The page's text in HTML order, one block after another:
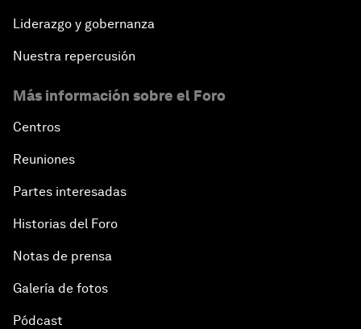
Liderazgo y gobernanza
Nuestra repercusión
Más información sobre el Foro
Centros
Reuniones
Partes interesadas
Historias del Foro
Notas de prensa
Galería de fotos
Pódcast